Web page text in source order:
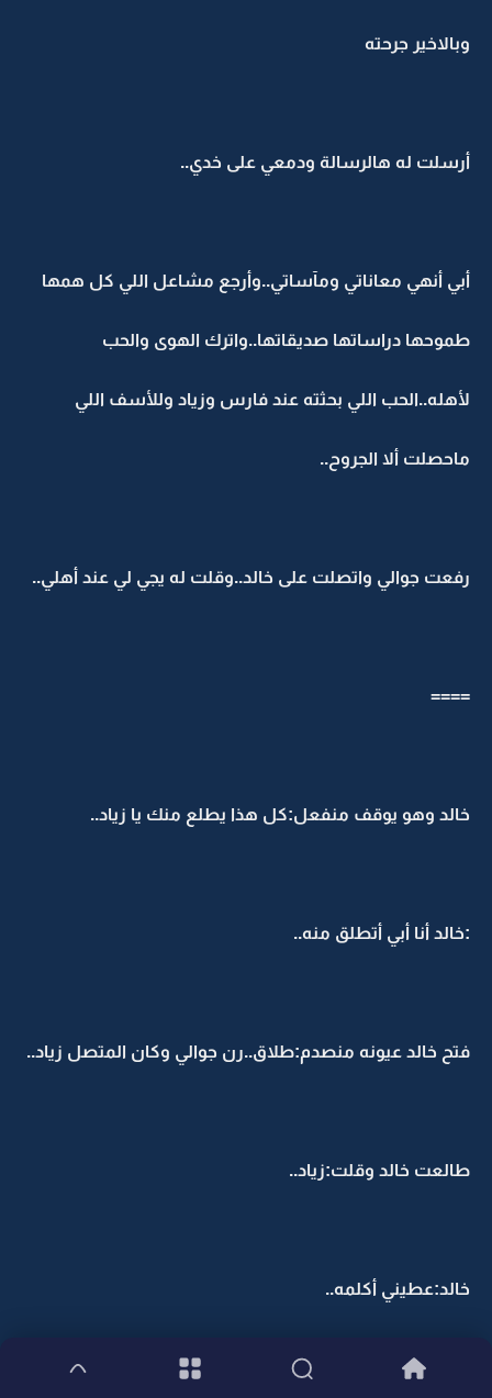
وبالاخير جرحته
أرسلت له هالرسالة ودمعي على خدي..
أبي أنهي معاناتي ومآساتي..وأرجع مشاعل اللي كل همها
طموحها دراساتها صديقاتها..واترك الهوى والحب
لأهله..الحب اللي بحثته عند فارس وزياد وللأسف اللي
ماحصلت ألا الجروح..
رفعت جوالي واتصلت على خالد..وقلت له يجي لي عند أهلي..
====
خالد وهو يوقف منفعل:كل هذا يطلع منك يا زياد..
:خالد أنا أبي أتطلق منه..
فتح خالد عيونه منصدم:طلاق..رن جوالي وكان المتصل زياد..
طالعت خالد وقلت:زياد..
خالد:عطيني أكلمه..